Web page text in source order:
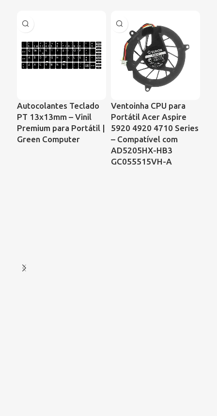
Autocolantes Teclado
PT 13x13mm – Vinil
Premium para Portátil |
Green Computer
Ventoinha CPU para
Portátil Acer Aspire
5920 4920 4710 Series
– Compatível com
AD5205HX-HB3
GC055515VH-A